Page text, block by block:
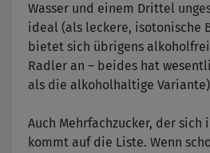
Wasser und einem Drittel
ideal (als leckere, isotonische
bietet sich übrigens
Radler an – beides hat
als die alkoholhaltige
Auch Mehrfachzucker, der sich
kommt auf die Liste. Wenn